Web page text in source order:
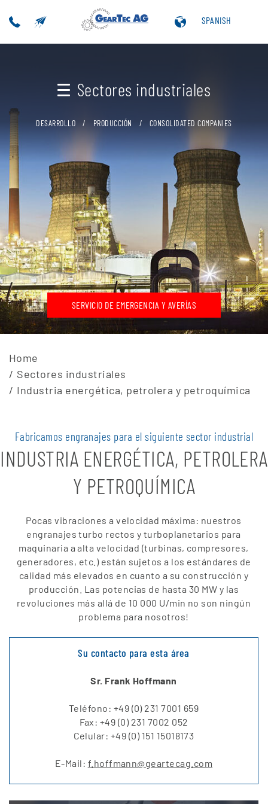
SPANISH
Sectores industriales
DESARROLLO PRODUCCIÓN CONSOLIDATED COMPANIES
SERVICIO DE EMERGENCIA Y AVERÍAS
Home
Sectores industriales
Industria energética, petrolera y petroquímica
INDUSTRIA ENERGÉTICA, PETROLERA
Y PETROQUÍMICA
Fabricamos engranajes para el siguiente sector industrial
Pocas vibraciones a velocidad máxima: nuestros
engranajes turbo rectos y turboplanetarios para
maquinaria a alta velocidad (turbinas, compresores,
generadores, etc.) están sujetos a los estándares de
calidad más elevados en cuanto a su construcción y
producción. Las potencias de hasta 30 MW y las
revoluciones más allá de 10 000 U/min no son ningún
problema para nosotros!
Su contacto para esta área
Sr. Frank Hoffmann
Teléfono : +49 (0) 231 7001 659
Fax: +49 (0) 231 7002 052
Celular: +49 (0) 151 15018173
E-Mail: f.hoffmann@geartecag.com